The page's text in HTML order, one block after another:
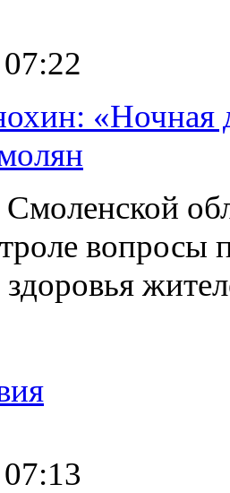
«Ночная
Смоленской
вопросы
здоровья